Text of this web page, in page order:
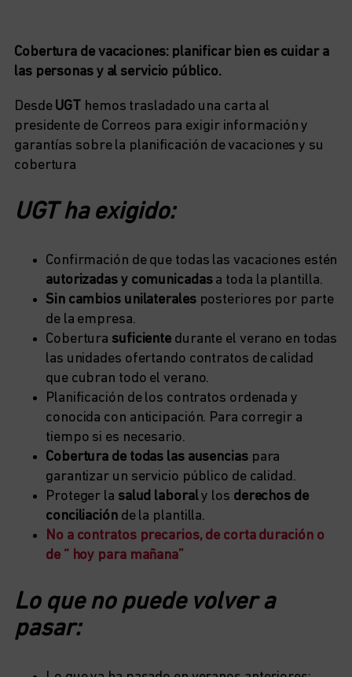
Cobertura de vacaciones: planificar bien es cuidar a
las personas y al servicio público.
Desde UGT hemos trasladado una carta al
presidente de Correos para exigir información y
garantías sobre la planificación de vacaciones y su
cobertura
UGT ha exigido:
Confirmación de que todas las vacaciones estén
autorizadas y comunicadasa toda la plantilla.
Sin cambios unilateralesposteriores por parte
de la empresa.
Cobertura suficiente durante el verano en todas
las unidades ofertando contratos de calidad
que cubran todo el verano.
Planificación de los contratos ordenada y
conocida con anticipación. Para corregir a
tiempo si es necesario.
Cobertura de todas las ausenciaspara
garantizar un servicio público de calidad.
Proteger la salud laboraly los derechos de
conciliaciónde la plantilla.
No a contratos precarios, de corta duración o
de “ hoy para mañana”
Lo que no puede volver a
pasar: